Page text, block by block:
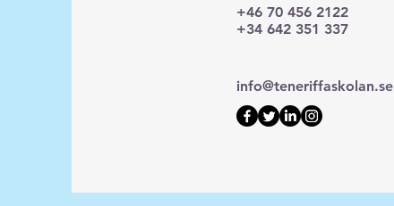
+46 70 456 2122
+34 642 351 337
info@teneriffaskolan.se